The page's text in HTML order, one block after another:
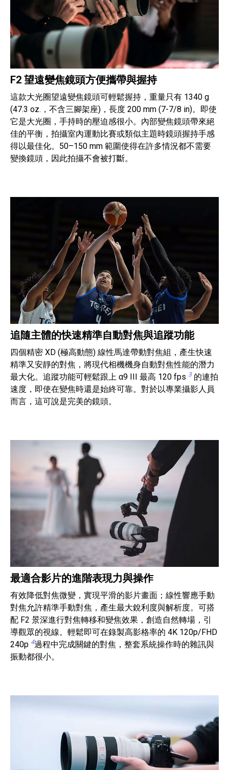
F2 望遠變焦鏡頭方便攜帶與握持
這款大光圈望遠變焦鏡頭可輕鬆握持，重量只有 1340 g
(47.3 oz.，不含三腳架座)，長度 200 mm (7-7/8 in)。即使
它是大光圈，手持時的壓迫感很小。內部變焦鏡頭帶來絕
佳的平衡，拍攝室內運動比賽或類似主題時鏡頭握持手感
得以最佳化。50–150 mm 範圍使得在許多情況都不需要
變換鏡頭，因此拍攝不會被打斷。
追隨主體的快速精準自動對焦與追蹤功能
四個精密 XD (極高動態) 線性馬達帶動對焦組，產生快速
精準又安靜的對焦，將現代相機機身自動對焦性能的潛力
最大化。追蹤功能可輕鬆跟上 α9 III 最高 120 fps 3的連拍
速度，即使在變焦時還是始終可靠。對於以專業攝影人員
而言，這可說是完美的鏡頭。
最適合影片的進階表現力與操作
有效降低對焦微變，實現平滑的影片畫面；線性響應手動
對焦允許精準手動對焦，產生最大銳利度與解析度。可搭
配 F2 景深進行對焦轉移和變焦效果，創造自然轉場，引
導觀眾的視線。輕鬆即可在錄製高影格率的 4K 120p/FHD
240p 4過程中完成關鍵的對焦，整套系統操作時的雜訊與
振動都很小。